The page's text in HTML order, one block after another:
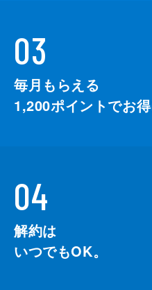
03
毎月もらえる
1,200ポイントでお得
04
解約は
いつでもOK。